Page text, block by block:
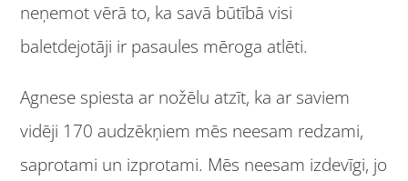
neņemot vērā to, ka savā būtībā visi
baletdejotāji ir pasaules mēroga atlēti.
Agnese spiesta ar nožēlu atzīt, ka ar saviem
vidēji 170 audzēkņiem mēs neesam redzami,
saprotami un izprotami. Mēs neesam izdevīgi, jo